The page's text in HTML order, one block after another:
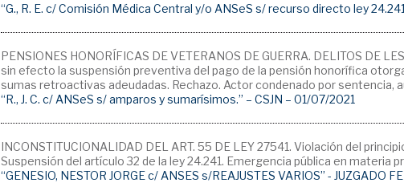
“G., R. E. c/ Comisión Médica Central y/o ANSeS s/ recurso directo ley
PENSIONES HONORÍFICAS DE VETERANOS DE GUERRA. DELITOS DE
sin efecto la suspensión preventiva del pago de la pensión honorífica
sumas retroactivas adeudadas. Rechazo. Actor condenado por sentencia,
“R., J. C. c/ ANSeS s/ amparos y sumarísimos.” – CSJN – 01/07/2021
INCONSTITUCIONALIDAD DEL ART. 55 DE LEY 27541. Violación del
Suspensión del artículo 32 de la ley 24.241. Emergencia pública en materia
“GENESIO, NESTOR JORGE c/ ANSES s/REAJUSTES VARIOS” - JUZGADO